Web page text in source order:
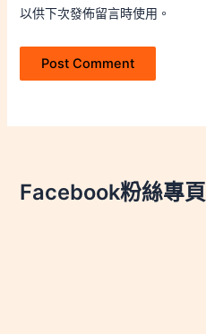
以供下次發佈留言時使用。
Facebook粉絲專頁